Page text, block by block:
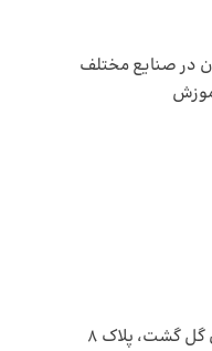
در صنایع مختلف
گل گشت، پلاک 8